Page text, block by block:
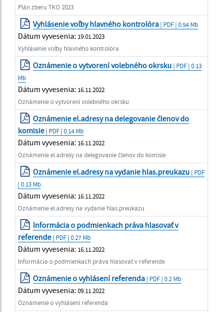
Plán zberu TKO 2023
Vyhlásenie voľby hlavného kontrolóra | PDF | 0.54 Mb
Dátum vyvesenia: 19.01.2023
Vyhlásenie voľby hlavného kontrolóra
Oznámenie o vytvorení volebného okrsku | PDF | 0.13
Mb
Dátum vyvesenia: 16.11.2022
Oznámenie o vytvorení volebného okrsku
Oznámenie el.adresy na delegovanie členov do
komisie | PDF | 0.14 Mb
Dátum vyvesenia: 16.11.2022
Oznámenie el.adresy na delegovanie členov do komisie
Oznámenie el.adresy na vydanie hlas.preukazu | PDF
| 0.13 Mb
Dátum vyvesenia: 16.11.2022
Oznámenie el.adresy na vydanie hlas.preukazu
Informácia o podmienkach práva hlasovať v
referende | PDF | 0.27 Mb
Dátum vyvesenia: 16.11.2022
Informácia o podmienkach práva hlasovať v referende
Oznámenie o vyhlásení referenda | PDF | 0.2 Mb
Dátum vyvesenia: 09.11.2022
Oznámenie o vyhlásení referenda